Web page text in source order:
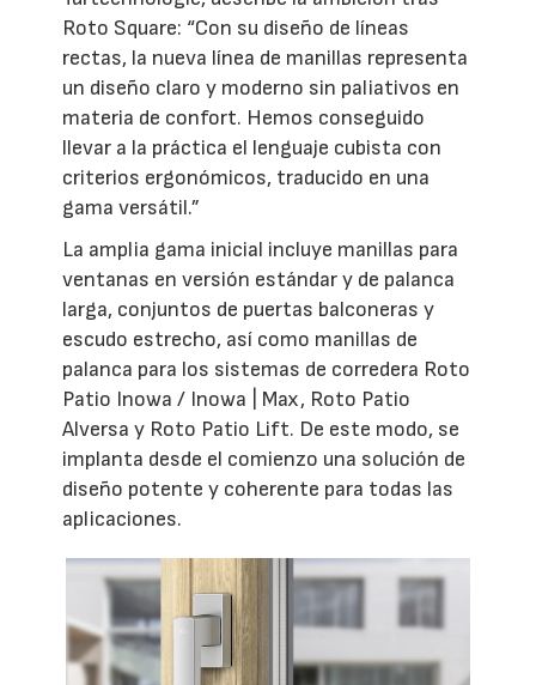
Roto Square: “Con su diseño de líneas
rectas, la nueva línea de manillas representa
un diseño claro y moderno sin paliativos en
materia de confort. Hemos conseguido
llevar a la práctica el lenguaje cubista con
criterios ergonómicos, traducido en una
gama versátil.”
La amplia gama inicial incluye manillas para
ventanas en versión estándar y de palanca
larga, conjuntos de puertas balconeras y
escudo estrecho, así como manillas de
palanca para los sistemas de corredera Roto
Patio Inowa / Inowa | Max, Roto Patio
Alversa y Roto Patio Lift. De este modo, se
implanta desde el comienzo una solución de
diseño potente y coherente para todas las
aplicaciones.